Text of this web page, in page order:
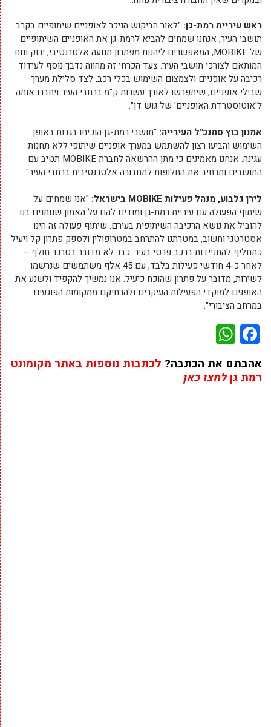
ראש עיריית רמת-גן: "לאור הביקוש הניכר לאופניים שיתופיים בקרב
תושבי העיר, אנחנו שמחים להביא לרמת-גן את האופניים השיתופיים
של MOBIKE, המאפשרים ליהנות מפתרון תנועה אלטרנטיבי, ירוק ונוח
המותאם לצורכי תושבי העיר. צעד הכרחי זה מהווה נדבך נוסף לעידוד
רכיבה על אופניים ולצמצום השימוש בכלי רכב, לצד סלילת מערך
שבילי אופניים, שיתפרשו לאורך עשרות ק"מ ברחבי העיר ויחברו אותה
ל'אוטוסטרדת האופניים' של גוש דן".
אמנון בוץ סמנכ"ל העירייה: "תושבי רמת-גן הוכיחו בגרות באופן
השימוש והביעו רצון להשתמש במערך אופניים שיתופי ללא תחנות
עגינה. אנחנו מאמינים כי מתן ההרשאה לחברת MOBIKE תטיב עם
התושבים ותרחיב את החלופות לתחבורה אלטרנטיבית ברחבי העיר".
לירן גלבוע, מנהל פעילות MOBIKE בישראל: "אנו שמחים על
שיתוף הפעולה עם עיריית רמת-גן ומודים להם על האמון שנותנים בנו
להוביל את נושא הרכיבה השיתופית בעירם. שיתוף פעולה זה הינו
אסטרטגי וחשוב, במטרתנו להתרחב במטרופולין ולספק פתרון קל ויעיל
כתחליף להתניידות ברכב פרטי בעיר. כבר לא מדובר בטרנד חולף –
לאחר כ-4 חודשי פעילות בלבד, עם 45 אלף משתמשים שנרשמו
לשירות, מדובר על פתרון שהוכח כיעיל. אנו נמשיך להקפיד ולשנע את
האופנים למוקדי הפעילות העיקרים ולהרחיקם ממקומות הפוגעים
במרחב הציבורי".
Facebook
אהבתם את הכתבה? לכתבות נוספות באתר מקומונט
רמת גןלחצו כאן